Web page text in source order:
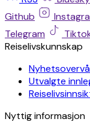
Github
Telegram
Reiselivskunnskap
Utvalgte
Nyttig informasjon